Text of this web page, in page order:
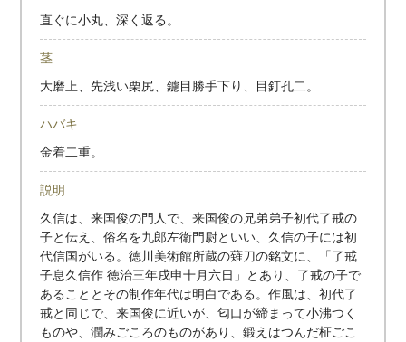
直ぐに小丸、深く返る。
茎
大磨上、先浅い栗尻、鑢目勝手下り、目釘孔二。
ハバキ
金着二重。
説明
久信は、来国俊の門人で、来国俊の兄弟弟子初代了戒の
子と伝え、俗名を九郎左衛門尉といい、久信の子には初
代信国がいる。徳川美術館所蔵の薙刀の銘文に、「了戒
子息久信作 徳治三年戌申十月六日」とあり、了戒の子で
あることとその制作年代は明白である。作風は、初代了
戒と同じで、来国俊に近いが、匂口が締まって小沸つく
ものや、潤みごころのものがあり、鍛えはつんだ柾ごこ